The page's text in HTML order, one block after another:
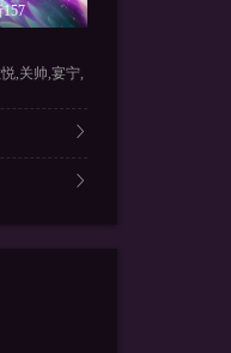
,关帅,宴宁,